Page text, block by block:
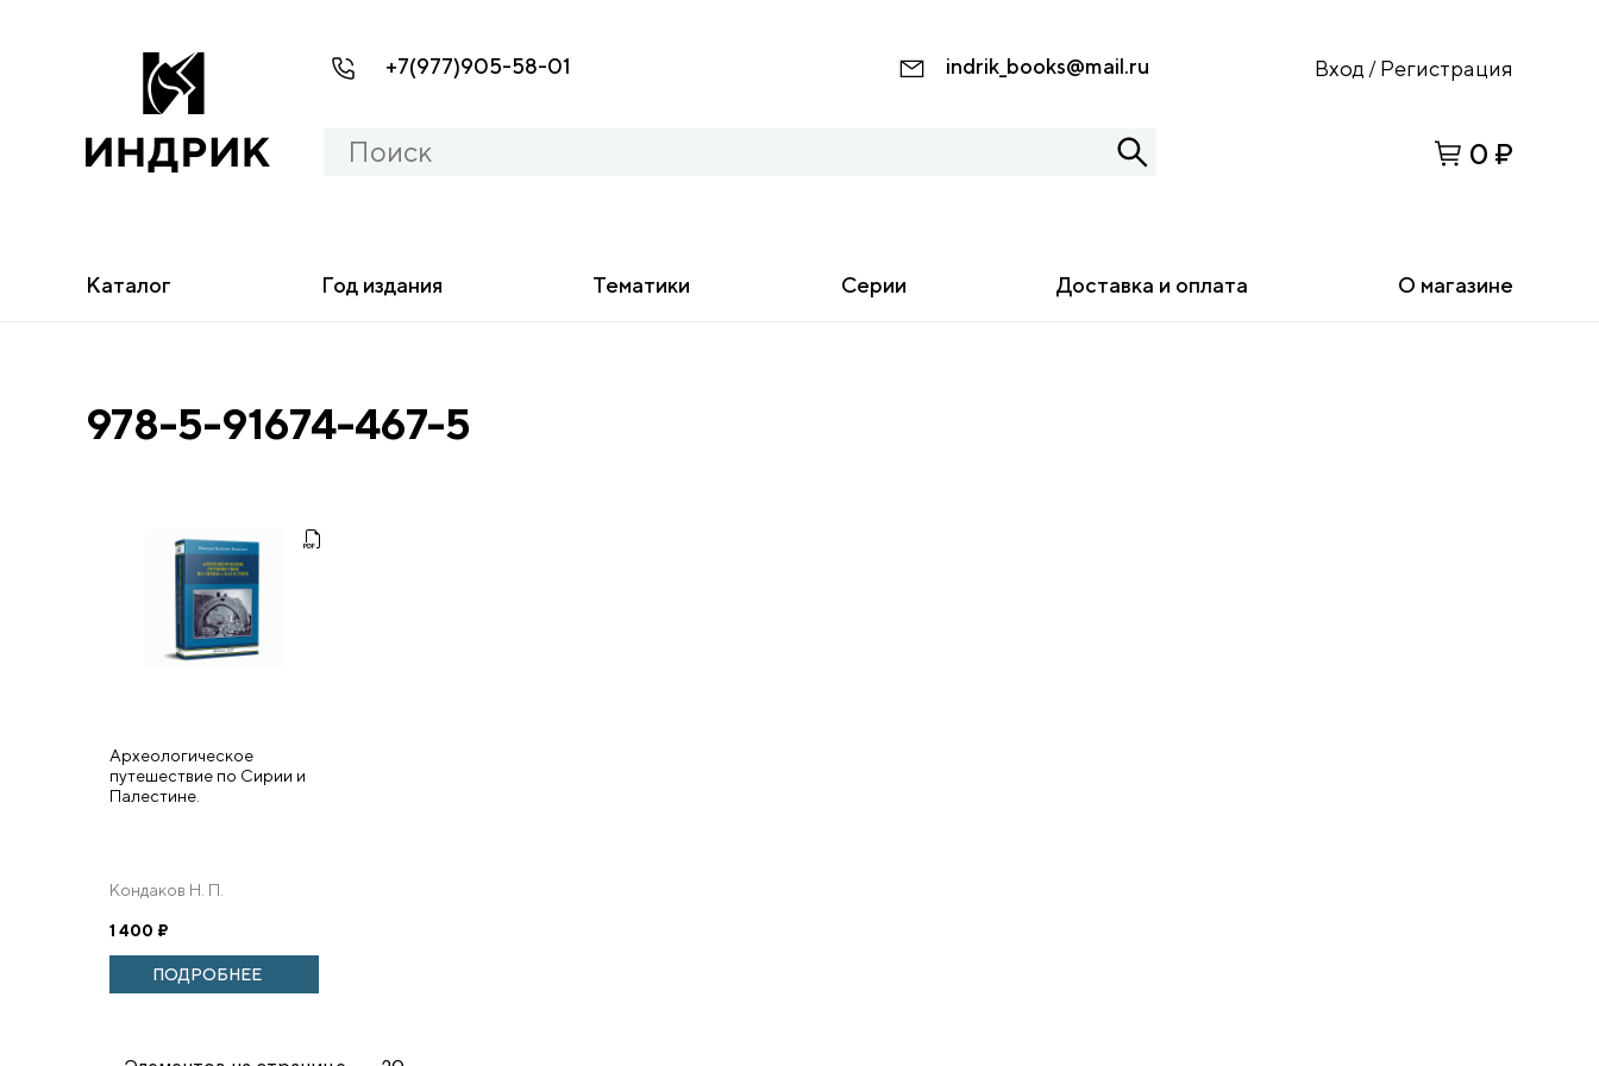
+7(977)905-58-01 indrik_books@mail.ru Вход / Регистрация
0 ₽
Каталог Год издания Тематики Серии Доставка и оплата О магазине
978-5-91674-467-5
Археологическое
путешествие по Сирии и
Палестине.
Кондаков Н. П.
1 400 ₽
ПОДРОБНЕЕ